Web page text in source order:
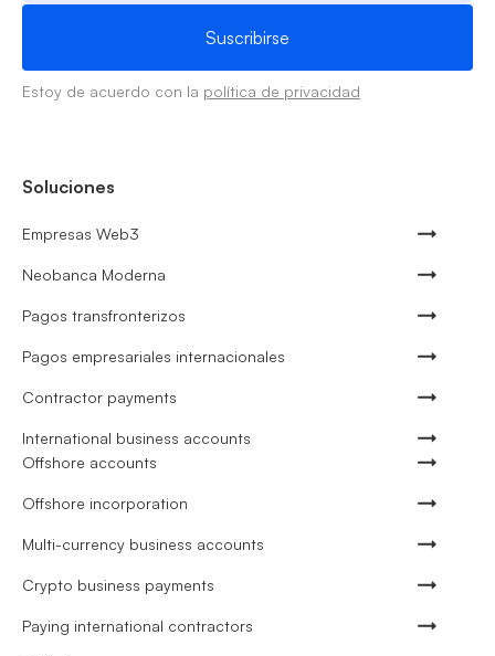
Estoy de acuerdo con la política de privacidad
Soluciones
Empresas Web3
Neobanca Moderna
Pagos transfronterizos
Pagos empresariales internacionales
Contractor payments
International business accounts
Offshore accounts
Offshore incorporation
Multi-currency business accounts
Crypto business payments
Paying international contractors